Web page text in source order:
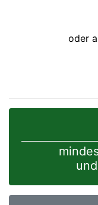
oder